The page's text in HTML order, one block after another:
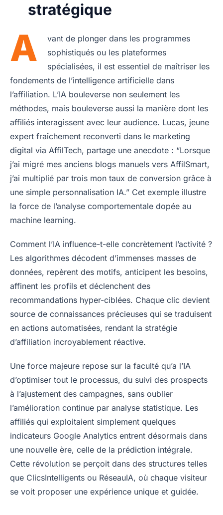
stratégique
A
vant de plonger dans les programmes
sophistiqués ou les plateformes
spécialisées, il est essentiel de maîtriser les
fondements de l’intelligence artificielle dans
l’affiliation. L’IA bouleverse non seulement les
méthodes, mais bouleverse aussi la manière dont les
affiliés interagissent avec leur audience. Lucas, jeune
expert fraîchement reconverti dans le marketing
digital via AffilTech, partage une anecdote : “Lorsque
j’ai migré mes anciens blogs manuels vers AffilSmart,
j’ai multiplié par trois mon taux de conversion grâce à
une simple personnalisation IA.” Cet exemple illustre
la force de l’analyse comportementale dopée au
machine learning.
Comment l’IA influence-t-elle concrètement l’activité ?
Les algorithmes décodent d’immenses masses de
données, repèrent des motifs, anticipent les besoins,
affinent les profils et déclenchent des
recommandations hyper-ciblées. Chaque clic devient
source de connaissances précieuses qui se traduisent
en actions automatisées, rendant la stratégie
d’affiliation incroyablement réactive.
Une force majeure repose sur la faculté qu’a l’IA
d’optimiser tout le processus, du suivi des prospects
à l’ajustement des campagnes, sans oublier
l’amélioration continue par analyse statistique. Les
affiliés qui exploitaient simplement quelques
indicateurs Google Analytics entrent désormais dans
une nouvelle ère, celle de la prédiction intégrale.
Cette révolution se perçoit dans des structures telles
que ClicsIntelligents ou RéseauIA, où chaque visiteur
se voit proposer une expérience unique et guidée.